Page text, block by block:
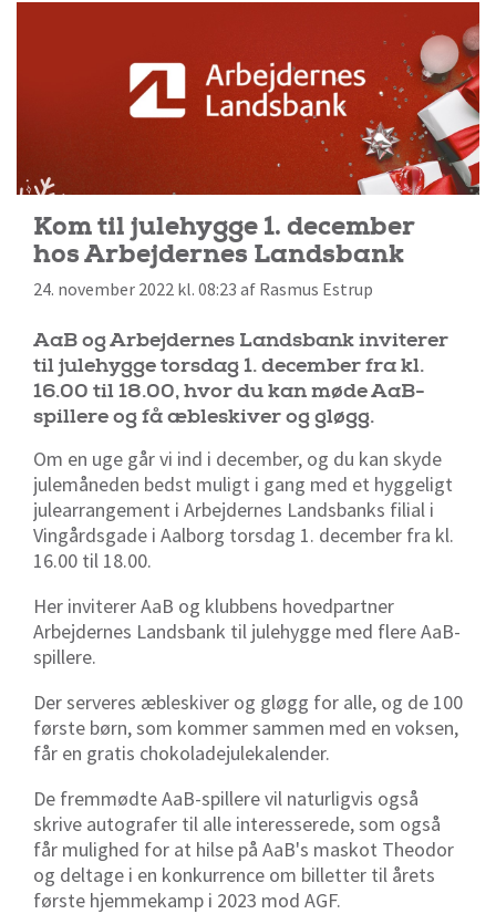
Kom til julehygge 1. december
hos Arbejdernes Landsbank
24. november 2022 kl. 08:23 af Rasmus Estrup
AaB og Arbejdernes Landsbank inviterer
til julehygge torsdag 1. december fra kl.
16.00 til 18.00, hvor du kan møde AaB-
spillere og få æbleskiver og gløgg.
Om en uge går vi ind i december, og du kan skyde
julemåneden bedst muligt i gang med et hyggeligt
julearrangement i Arbejdernes Landsbanks filial i
Vingårdsgade i Aalborg torsdag 1. december fra kl.
16.00 til 18.00.
Her inviterer AaB og klubbens hovedpartner
Arbejdernes Landsbank til julehygge med flere AaB-
spillere.
Der serveres æbleskiver og gløgg for alle, og de 100
første børn, som kommer sammen med en voksen,
får en gratis chokoladejulekalender.
De fremmødte AaB-spillere vil naturligvis også
skrive autografer til alle interesserede, som også
får mulighed for at hilse på AaB's maskot Theodor
og deltage i en konkurrence om billetter til årets
første hjemmekamp i 2023 mod AGF.